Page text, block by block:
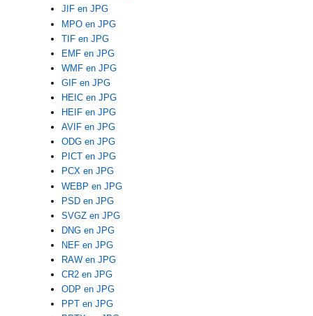
JIF en JPG
MPO en JPG
TIF en JPG
EMF en JPG
WMF en JPG
GIF en JPG
HEIC en JPG
HEIF en JPG
AVIF en JPG
ODG en JPG
PICT en JPG
PCX en JPG
WEBP en JPG
PSD en JPG
SVGZ en JPG
DNG en JPG
NEF en JPG
RAW en JPG
CR2 en JPG
ODP en JPG
PPT en JPG